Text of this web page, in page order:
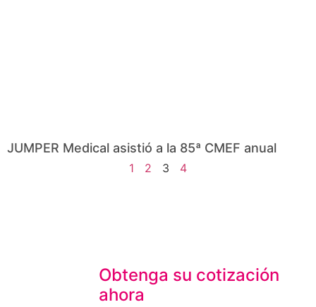
JUMPER Medical asistió a la 85ª CMEF anual
1 2 3 4
Obtenga su cotización
ahora